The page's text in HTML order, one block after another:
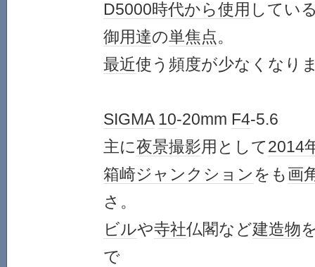
D5000時代から使用 してい
御用達の単焦点。
最近使う頻度が少なくなり
SIGMA 10-20mm F4-5.6
主に夜景撮影用として2014
箱崎ジャンクションをも画
さ。
ビルや寺社仏閣など建造物
で